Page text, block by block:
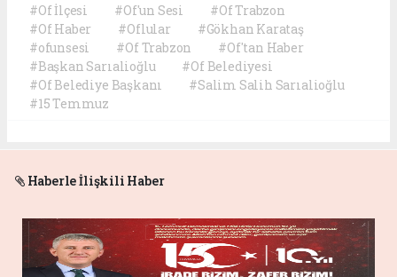
#Of İlçesi #Of'un Sesi
#Of Trabzon
#Of Haber
#Oflular
#Gökhan Karataş
#ofunsesi
#Of Trabzon
#Of'tan Haber
#Başkan Sarıalioğlu
#Of Belediyesi
#Of Belediye Başkanı
#Salim Salih Sarıalioğlu
#15 Temmuz
Haberle İlişkili Haber